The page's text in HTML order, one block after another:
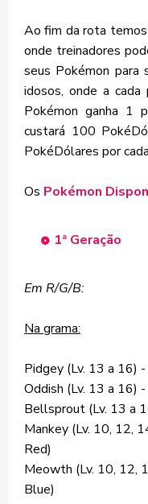
Ao fim da rota
onde treinadores
seus Pokémon para
idosos, onde a
Pokémon ganha 1
custará 100
PokéDólares por
Os Pokémon
1ª Geração
Em R/G/B:
Na grama:
Pidgey (Lv. 13 a 16)
Oddish (Lv. 13 a 16)
Bellsprout (Lv. 13 a
Mankey (Lv. 10, 12,
Red)
Meowth (Lv. 10, 12,
Blue)